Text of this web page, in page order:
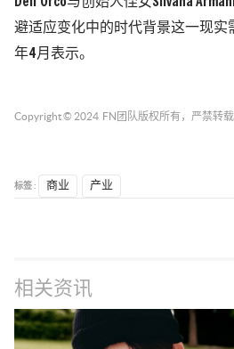
避适应变化中的时代背景这一现实
年4月表示。
Copyright © 2024 FN团队 版权所有，严禁转载.
标签 : 商业 产业
相关资讯